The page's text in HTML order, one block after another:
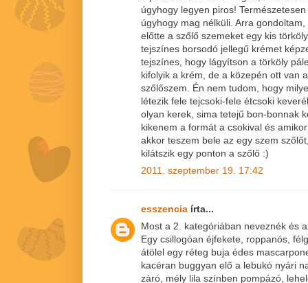
úgyhogy legyen piros!
úgyhogy mag nélküli. Arra
előtte a szőlő szemeket egy kis
tejszínes borsodó jellegű krémet
tejszínes, hogy lágyítson a törköly
kifolyik a krém, de a közepén ott van
szőlőszem. Én nem tudom, hogy
létezik fele tejcsoki-fele étcsoki
olyan kerek, sima tetejű bon-bonnak
kikenem a formát a csokival és
akkor teszem bele az egy szem
kilátszik egy ponton a szőlő :)
2011. szeptember 19. 17:42
esszencia írta...
Most a 2. kategóriában neveznék és
Egy csillogóan éjfekete, roppanós,
átölel egy réteg buja édes
kacéran buggyan elő a lebukó nyári
záró, mély lila színben pompázó,